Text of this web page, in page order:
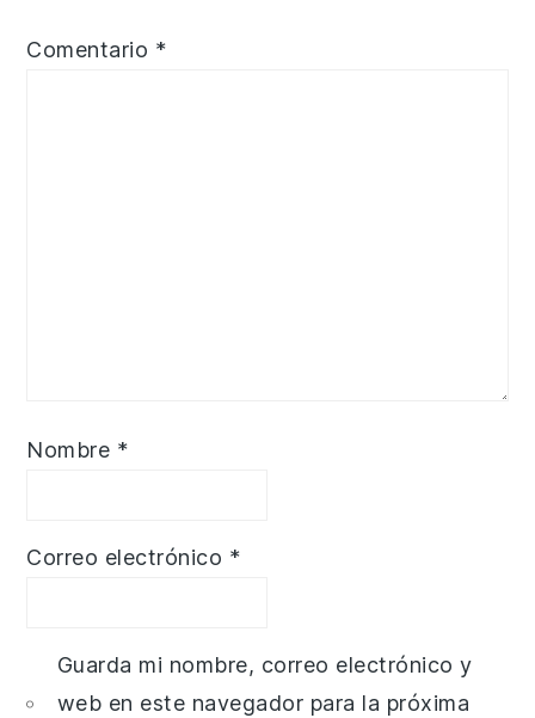
Comentario *
Nombre *
Correo electrónico *
Guarda mi nombre, correo electrónico y
web en este navegador para la próxima